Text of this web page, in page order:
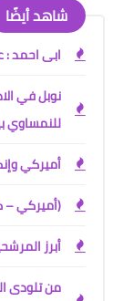
شاهد أيضًا
ابى احمد :
للنمساوي
أميركي
(أميركي –
أبرز
من تلودى